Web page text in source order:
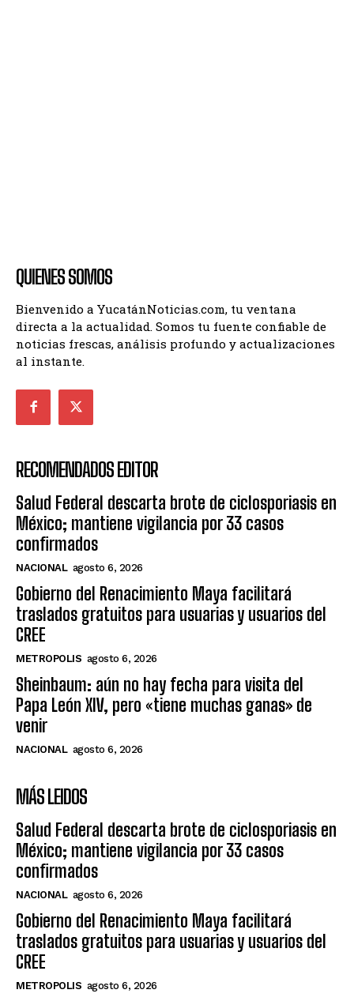
QUIENES SOMOS
Bienvenido a YucatánNoticias.com, tu ventana
directa a la actualidad. Somos tu fuente confiable de
noticias frescas, análisis profundo y actualizaciones
al instante.
RECOMENDADOS EDITOR
Salud Federal descarta brote de ciclosporiasis en
México; mantiene vigilancia por 33 casos
confirmados
NACIONAL agosto 6, 2026
Gobierno del Renacimiento Maya facilitará
traslados gratuitos para usuarias y usuarios del
CREE
METROPOLIS agosto 6, 2026
Sheinbaum: aún no hay fecha para visita del
Papa León XIV, pero «tiene muchas ganas» de
venir
NACIONAL agosto 6, 2026
MÁS LEIDOS
Salud Federal descarta brote de ciclosporiasis en
México; mantiene vigilancia por 33 casos
confirmados
NACIONAL agosto 6, 2026
Gobierno del Renacimiento Maya facilitará
traslados gratuitos para usuarias y usuarios del
CREE
METROPOLIS agosto 6, 2026